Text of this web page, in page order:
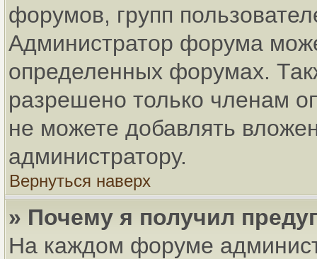
форумов, групп
Администратор форума
определенных форумах.
разрешено только членам
не можете добавлять
администратору.
Вернуться наверх
» Почему я получил
На каждом форуме